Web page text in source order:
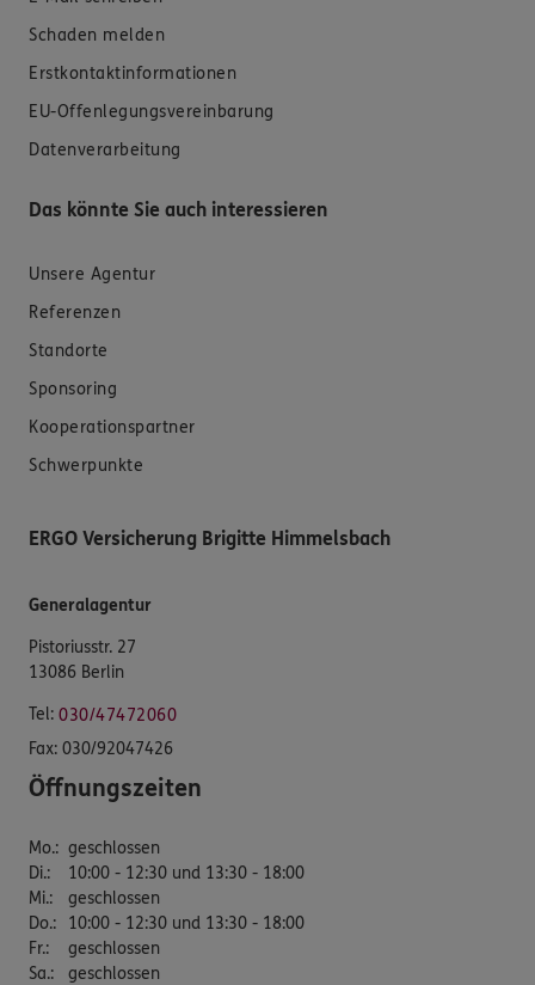
Schaden melden
Erstkontaktinformationen
EU-Offenlegungsvereinbarung
Datenverarbeitung
Das könnte Sie auch interessieren
Unsere Agentur
Referenzen
Standorte
Sponsoring
Kooperationspartner
Schwerpunkte
ERGO Versicherung Brigitte Himmelsbach
Generalagentur
Pistoriusstr. 27
13086 Berlin
Tel: 030/47472060
Fax: 030/92047426
Öffnungszeiten
Mo.: geschlossen
Di.:
10:00 - 12:30 und 13:30 - 18:00
Mi.:
geschlossen
Do.:
10:00 - 12:30 und 13:30 - 18:00
Fr.:
geschlossen
Sa.: geschlossen